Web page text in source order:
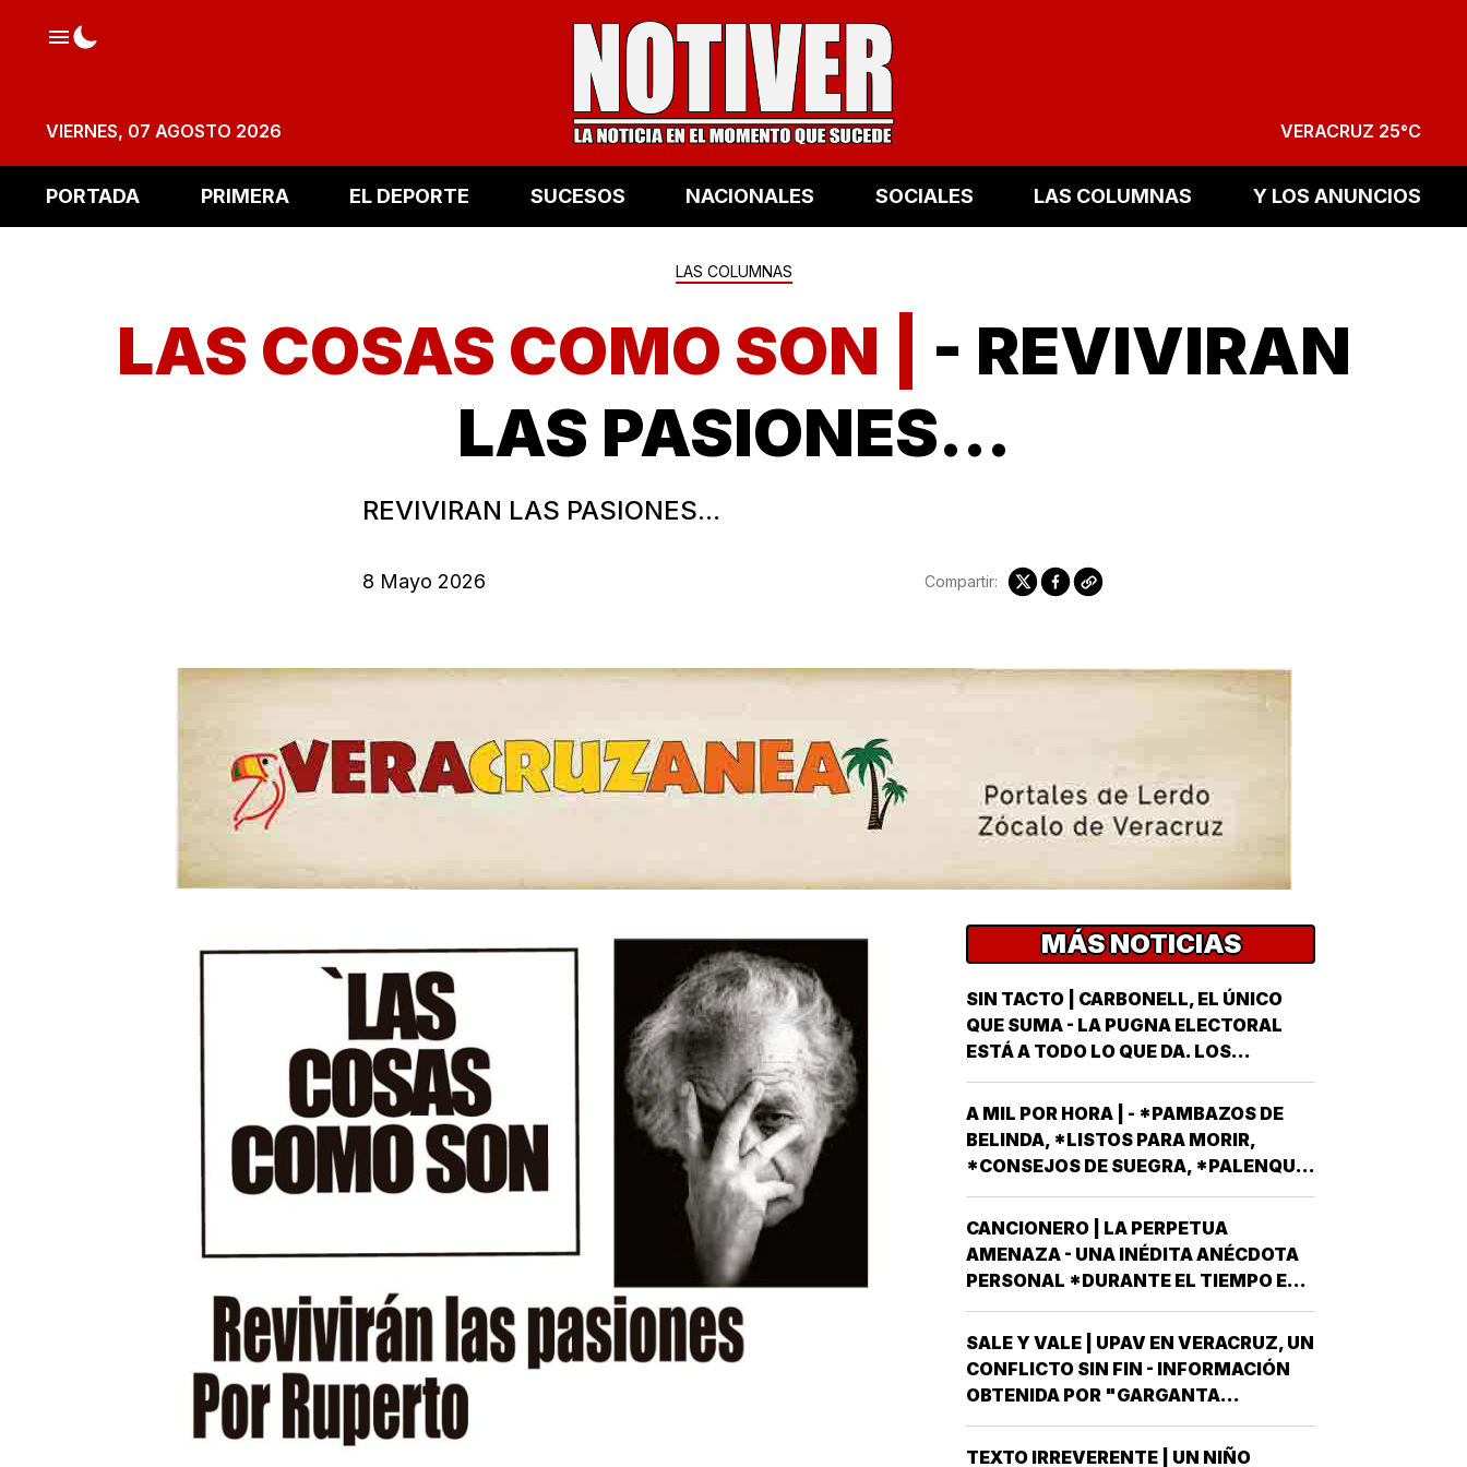
VIERNES, 07 AGOSTO 2026 VERACRUZ 25°C
PORTADA PRIMERA EL DEPORTE SUCESOS NACIONALES SOCIALES LAS COLUMNAS Y LOS ANUNCIOS
LAS COLUMNAS
LAS COSAS COMO SON | - REVIVIRAN
LAS PASIONES...
REVIVIRAN LAS PASIONES...
8 Mayo 2026 Compartir:
MÁS NOTICIAS
SIN TACTO | CARBONELL, EL ÚNICO
QUE SUMA - LA PUGNA ELECTORAL
ESTÁ A TODO LO QUE DA. LOS
PARTIDOS Y EL GOBIERNO METEN SUS
ARMAS MÁS AFILADAS CON LA VISTA
PUESTA EN LA JORNADA DEL
DOMINGO 6 DE JUNIO DEL AÑO
ENTRANTE *EL PROCESO ELECTORAL
A MIL POR HORA | - *PAMBAZOS DE
BELINDA, *LISTOS PARA MORIR,
*CONSEJOS DE SUEGRA, *PALENQUE
DE NAHLE...
CANCIONERO | LA PERPETUA
AMENAZA - UNA INÉDITA ANÉCDOTA
PERSONAL *DURANTE EL TIEMPO EN
QUE EL CONJUNTO DE EDIFICIOS
LLAMADO LOS PINOS FUE RESIDENCIA
OFICIAL DEL PRESIDENTE DE MÉXICO,
ESTUVE AHÍ SOLAMENTE CUATRO
SALE Y VALE | UPAV EN VERACRUZ, UN
CONFLICTO SIN FIN - INFORMACIÓN
OBTENIDA POR "GARGANTA
PROFUNDA" SEÑALA QUE AL
GOBIERNO DEL ESTADO *ESTÁ A
TEXTO IRREVERENTE | UN NIÑO